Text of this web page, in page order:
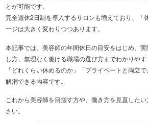
とが可能です。
完全週休2日制を導入するサロンも増えており、「
ージは大きく変わりつつあります。
本記事では、美容師の年間休日の目安をはじめ、
し方、無理なく働ける職場の選び方までわかりやす
「どれくらい休めるのか」「プライベートと両立
解消できる内容です。
これから美容師を目指す方や、働き方を見直した
さい。